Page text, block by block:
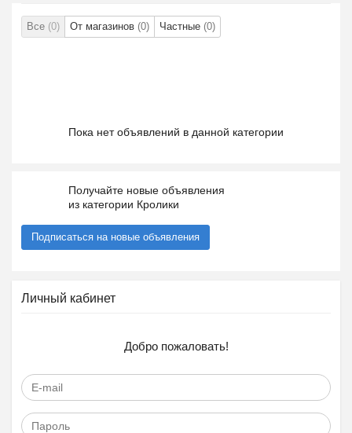
Все (0) От магазинов (0) Частные (0)
Пока нет объявлений в данной категории
Получайте новые объявления
из категории Кролики
Подписаться на новые объявления
Личный кабинет
Добро пожаловать!